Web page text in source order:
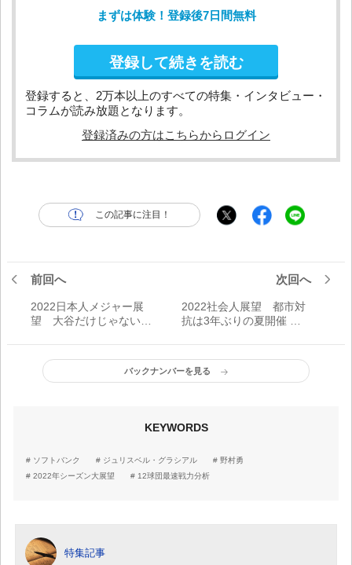
まずは体験！登録後7日間無料
登録して続きを読む
登録すると、2万本以上のすべての特集・インタビュー・
コラムが読み放題となります。
登録済みの方はこちらからログイン
この記事に注目！
前回へ
2022日本人メジャー展
望 大谷だけじゃない！
一をつかみ獲れ！
次回へ
2022社会人展望 都市対
抗は3年ぶりの夏開催 一
「一発勝負」を展開
バックナンバーを見る
KEYWORDS
ソフトバンク ジュリスベル・グラシアル
野村勇
2022年シーズン大展望
12球団最速戦力分析
特集記事